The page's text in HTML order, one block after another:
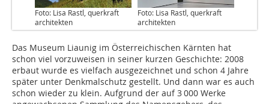
Foto: Lisa Rastl, querkraft
architekten
Foto: Lisa Rastl, querkraft
architekten
Das Museum Liaunig im Österreichischen Kärnten hat
schon viel vorzuweisen in seiner kurzen Geschichte: 2008
erbaut wurde es vielfach ausgezeichnet und schon 4 Jahre
später unter Denkmalschutz gestellt. Und dann war es auch
schon wieder zu klein. Aufgrund der auf 3 000 Werke